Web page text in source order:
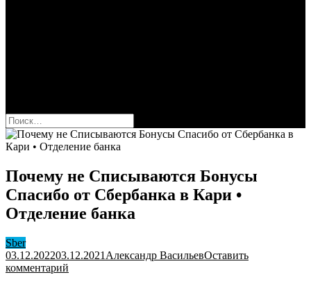
Найти:
Почему не Списываются Бонусы
Спасибо от Сбербанка в Кари •
Отделение банка
Sber
03.12.202203.12.2021 Александр ВасильевОставить
комментарий